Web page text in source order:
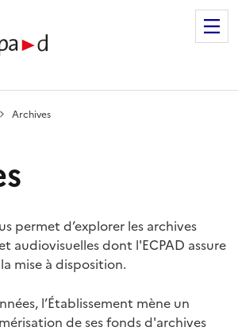
et de production
Archives
permet d’explorer les archives
audiovisuelles dont l'ECPAD assure
mise à disposition.
l’Établissement mène un
de ses fonds d'archives